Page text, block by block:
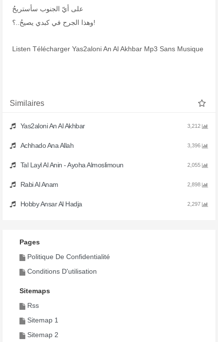
على أيّ الجنوب سأستريحُ
وهذا الجرح في كبدي يصيحُ..؟!
Listen Télécharger Yas2aloni An Al Akhbar Mp3 Sans Musique
Similaires
Yas2aloni An Al Akhbar 3,212
Achhado Ana Allah 3,396
Tal Layl Al Anin - Ayoha Almoslimoun 2,055
Rabi Al Anam 2,898
Hobby Ansar Al Hadja 2,297
Pages
Politique De Confidentialité
Conditions D'utilisation
Sitemaps
Rss
Sitemap 1
Sitemap 2